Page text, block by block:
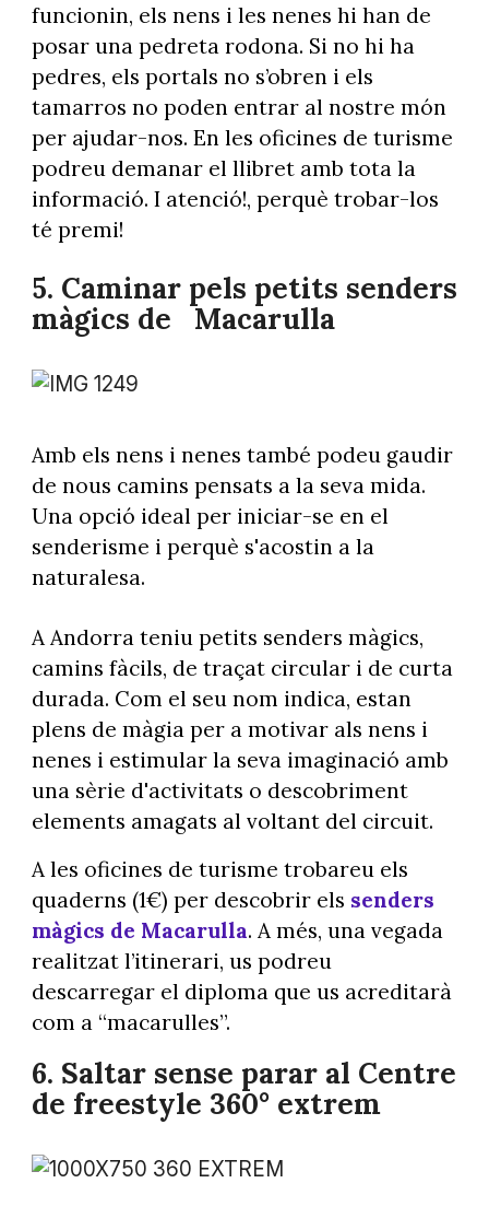
funcionin, els nens i les nenes hi han de
posar una pedreta rodona. Si no hi ha
pedres, els portals no s’obren i els
tamarros no poden entrar al nostre món
per ajudar-nos. En les oficines de turisme
podreu demanar el llibret amb tota la
informació. I atenció!, perquè trobar-los
té premi!
5. Caminar pels petits senders
màgics de Macarulla
Amb els nens i nenes també podeu gaudir
de nous camins pensats a la seva mida.
Una opció ideal per iniciar-se en el
senderisme i perquè s'acostin a la
naturalesa.
A Andorra teniu petits senders màgics,
camins fàcils, de traçat circular i de curta
durada. Com el seu nom indica, estan
plens de màgia per a motivar als nens i
nenes i estimular la seva imaginació amb
una sèrie d'activitats o descobriment
elements amagats al voltant del circuit.
A les oficines de turisme trobareu els
quaderns (1€) per descobrir els senders
màgics de Macarulla. A més, una vegada
realitzat l’itinerari, us podreu
descarregar el diploma que us acreditarà
com a “macarulles”.
6. Saltar sense parar al Centre
de freestyle 360° extrem